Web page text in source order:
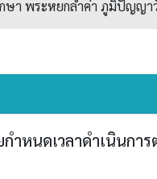
า พระหยกล้ำค่า ภูมิปัญญา
ำหนดเวลาดำเนิน